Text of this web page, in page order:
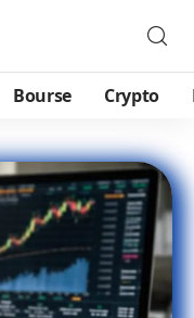
Bourse Crypto